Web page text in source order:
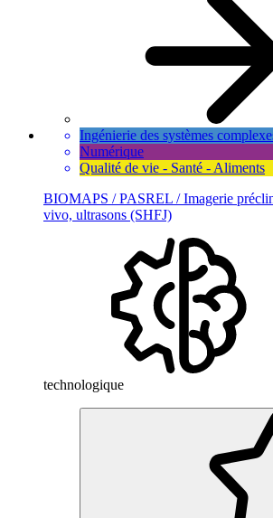
Ingénierie des systèmes
Numérique
Qualité de vie - Santé - Aliments
BIOMAPS / PASREL / Imagerie
vivo, ultrasons (SHFJ)
technologique